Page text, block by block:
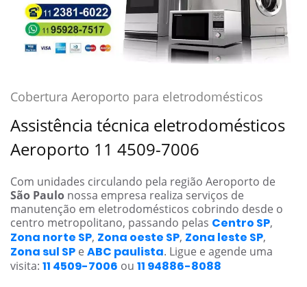
Cobertura Aeroporto para eletrodomésticos
Assistência técnica eletrodomésticos
Aeroporto 11 4509-7006
Com unidades circulando pela região Aeroporto de
São Paulo nossa empresa realiza serviços de
manutenção em eletrodomésticos cobrindo desde o
centro metropolitano, passando pelas Centro SP,
Zona norte SP, Zona oeste SP, Zona leste SP,
Zona sul SP e ABC paulista. Ligue e agende uma
visita: 11 4509-7006 ou 11 94886-8088